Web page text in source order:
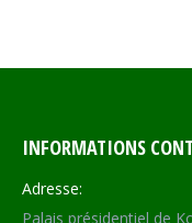
INFORMATIONS
Adresse:
Palais présidentiel de